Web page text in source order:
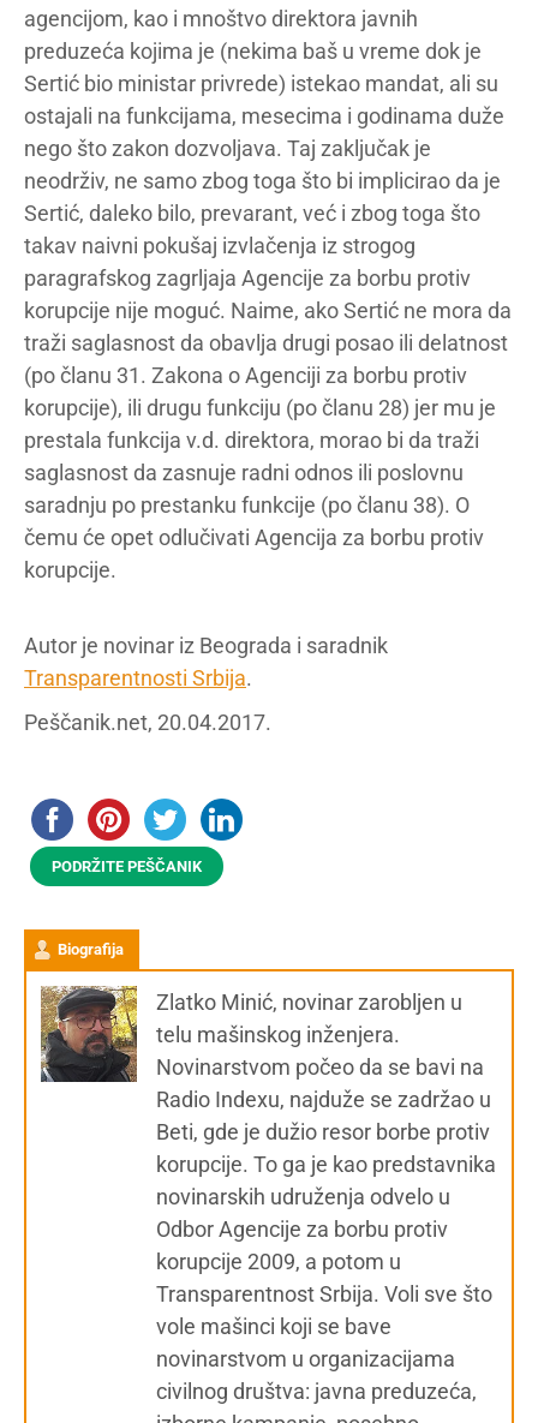
agencijom, kao i mnoštvo direktora javnih
preduzeća kojima je (nekima baš u vreme dok je
Sertić bio ministar privrede) istekao mandat, ali su
ostajali na funkcijama, mesecima i godinama duže
nego što zakon dozvoljava. Taj zaključak je
neodrživ, ne samo zbog toga što bi implicirao da je
Sertić, daleko bilo, prevarant, već i zbog toga što
takav naivni pokušaj izvlačenja iz strogog
paragrafskog zagrljaja Agencije za borbu protiv
korupcije nije moguć. Naime, ako Sertić ne mora da
traži saglasnost da obavlja drugi posao ili delatnost
(po članu 31. Zakona o Agenciji za borbu protiv
korupcije), ili drugu funkciju (po članu 28) jer mu je
prestala funkcija v.d. direktora, morao bi da traži
saglasnost da zasnuje radni odnos ili poslovnu
saradnju po prestanku funkcije (po članu 38). O
čemu će opet odlučivati Agencija za borbu protiv
korupcije.
Autor je novinar iz Beograda i saradnik
Transparentnosti Srbija.
Peščanik.net, 20.04.2017.
PODRŽITE PEŠČANIK
Biografija
Zlatko Minić, novinar zarobljen u
telu mašinskog inženjera.
Novinarstvom počeo da se bavi na
Radio Indexu, najduže se zadržao u
Beti, gde je dužio resor borbe protiv
korupcije. To ga je kao predstavnika
novinarskih udruženja odvelo u
Odbor Agencije za borbu protiv
korupcije 2009, a potom u
Transparentnost Srbija. Voli sve što
vole mašinci koji se bave
novinarstvom u organizacijama
civilnog društva: javna preduzeća,